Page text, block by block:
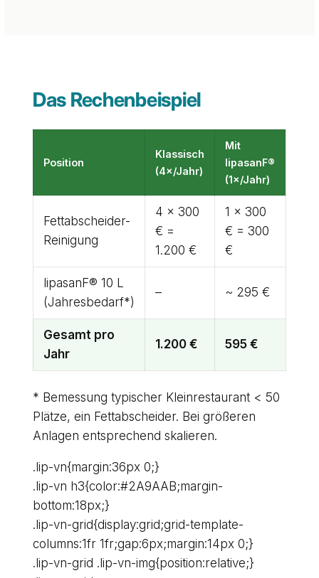
Das Rechenbeispiel
Position
Klassisch
(4×/Jahr)
Mit
lipasanF®
(1×/Jahr)
Fettabscheider-
Reinigung
4 × 300
€ =
1.200 €
1 × 300
€ = 300
€
lipasanF® 10 L
(Jahresbedarf*)
– ~ 295 €
Gesamt pro
Jahr
1.200 € 595 €
* Bemessung typischer Kleinrestaurant < 50
Plätze, ein Fettabscheider. Bei größeren
Anlagen entsprechend skalieren.
.lip-vn{margin:36px 0;}
.lip-vn h3{color:#2A9AAB;margin-
bottom:18px;}
.lip-vn-grid{display:grid;grid-template-
columns:1fr 1fr;gap:6px;margin:14px 0;}
.lip-vn-grid .lip-vn-img{position:relative;}